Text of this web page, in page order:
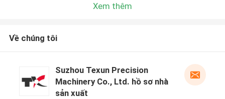
Xem thêm
Về chúng tôi
Suzhou Texun Precision
Machinery Co., Ltd. hồ sơ nhà
sản xuất